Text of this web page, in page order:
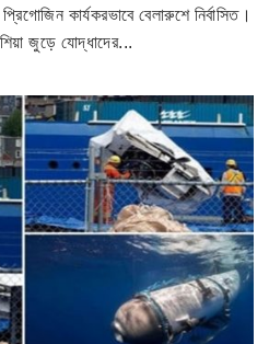
কার্যকরভাবে বেলারুশে নির্বাসিত।
জুড়ে যোদ্ধাদের...